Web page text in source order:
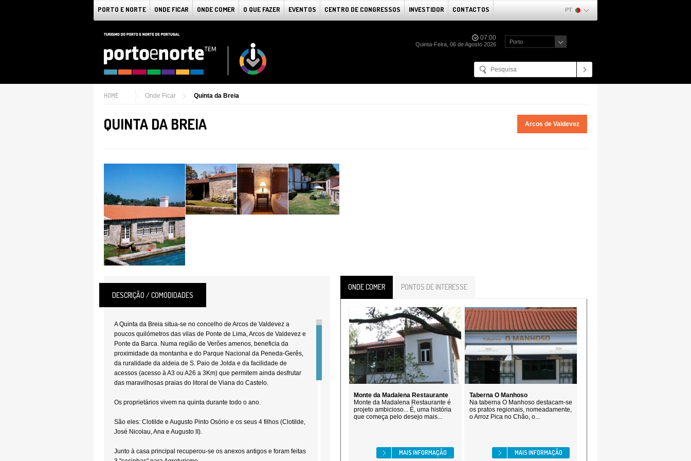
PORTO E NORTE ONDE FICAR ONDE COMER O QUE FAZER EVENTOS CENTRO DE CONGRESSOS INVESTIDOR CONTACTOS PT
07:00
Quinta-Feira, 06 de Agosto 2026 Porto
HOME Onde Ficar Quinta da Breia
QUINTA DA BREIA Arcos de Valdevez
DESCRIÇÃO / COMODIDADES
A Quinta da Breia situa-se no concelho de Arcos de Valdevez a
poucos quilómetros das vilas de Ponte de Lima, Arcos de Valdevez e
Ponte da Barca. Numa região de Verões amenos, beneficia da
proximidade da montanha e do Parque Nacional da Peneda-Gerês,
da ruralidade da aldeia de S. Paio de Jolda e da facilidade de
acessos (acesso à A3 ou A26 a 3Km) que permitem ainda desfrutar
das maravilhosas praias do litoral de Viana do Castelo.
Os proprietários vivem na quinta durante todo o ano.
São eles: Clotilde e Augusto Pinto Osório e os seus 4 filhos (Clotilde,
José Nicolau, Ana e Augusto II).
Junto à casa principal recuperou-se os anexos antigos e foram feitas
ONDE COMER PONTOS DE INTERESSE
Monte da Madalena Restaurante
Monte da Madalena Restaurante é
projeto ambicioso... É, uma história
que começa pelo desejo mais...
MAIS INFORMAÇÃO
Taberna O Manhoso
Na taberna O Manhoso destacam-se
os pratos regionais, nomeadamente,
o Arroz Pica no Chão, o...
MAIS INFORMAÇÃO